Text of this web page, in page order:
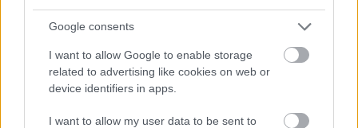
Google consents
I want to allow Google to enable storage
related to advertising like cookies on web or
device identifiers in apps.
I want to allow my user data to be sent to
Fungus Dries Up And Falls Off After The
First Use